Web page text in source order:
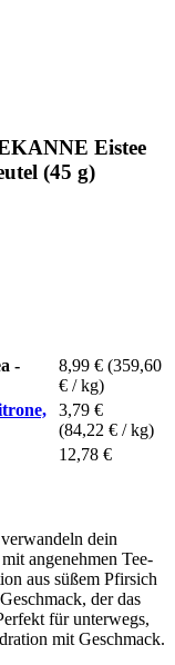
Eistee
(45 g)
-
8,99 € (359,60
€ / kg)
3,79 €
(84,22 € / kg)
12,78 €
dein
angenehmen Tee-
aus süßem Pfirsich
der das
für unterwegs,
mit Geschmack.